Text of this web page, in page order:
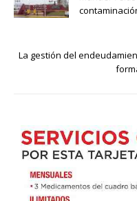
La gestión del